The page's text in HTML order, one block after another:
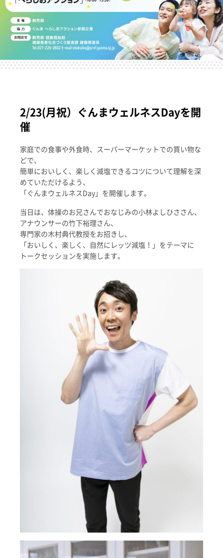
2/23(月祝）ぐんまウェルネスDayを開
催
家庭での食事や外食時、スーパーマーケットでの買い物な
どで、
簡単においしく、楽しく減塩できるコツについて理解を深
めていただけるよう、
「ぐんまウェルネスDay」を開催します。
当日は、体操のお兄さんでおなじみの小林よしひささん、
アナウンサーの竹下裕理さん、
専門家の木村典代教授をお招きし、
「おいしく、楽しく、自然にレッツ減塩！」をテーマに
トークセッションを実施します。